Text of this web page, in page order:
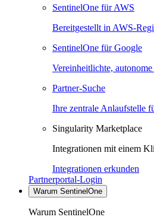
SentinelOne für AWS
Bereitgestellt in AWS-
SentinelOne für Google
Vereinheitlichte,
Partner-Suche
Ihre zentrale Anlaufstelle
Singularity Marketplace
Integrationen mit einem
Integrationen erkunden
Partnerportal-Login
Warum SentinelOne
Warum SentinelOne